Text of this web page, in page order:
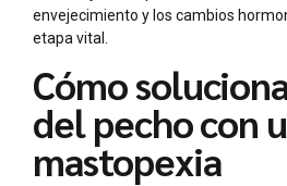
envejecimiento y los cambios
etapa vital.
Cómo
del pecho con
mastopexia